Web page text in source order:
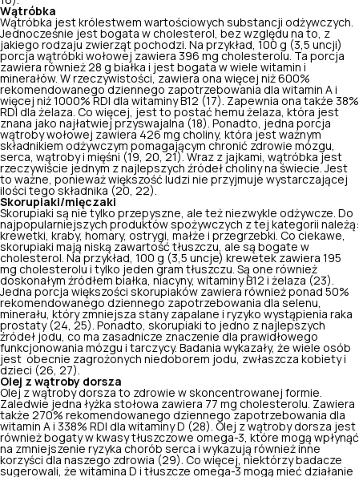
Wątróbka
Wątróbka jest królestwem wartościowych substancji odżywczych.
Jednocześnie jest bogata w cholesterol, bez względu na to, z
jakiego rodzaju zwierząt pochodzi. Na przykład, 100 g (3,5 uncji)
porcja wątróbki wołowej zawiera 396 mg cholesterolu. Ta porcja
zawiera również 28 g białka i jest bogata w wiele witamin i
minerałów. W rzeczywistości, zawiera ona więcej niż 600%
rekomendowanego dziennego zapotrzebowania dla witamin A i
więcej niż 1000% RDI dla witaminy B12 (17). Zapewnia ona także 38%
RDI dla żelaza. Co więcej, jest to postać hemu żelaza, która jest
znana jako najłatwiej przyswajalna (18). Ponadto, jedna porcja
wątroby wołowej zawiera 426 mg choliny, która jest ważnym
składnikiem odżywczym pomagającym chronić zdrowie mózgu,
serca, wątroby i mięśni (19 20 21 ). Wraz z jajkami, wątróbka jest
rzeczywiście jednym z najlepszych źródeł choliny na świecie. Jest
to ważne, ponieważ większość ludzi nie przyjmuje wystarczającej
ilości tego składnika (20 22).
Skorupiaki/mięczaki
Skorupiaki są nie tylko przepyszne, ale też niezwykle odżywcze. Do
najpopularniejszych produktów spożywczych z tej kategorii należą:
krewetki, kraby, homary, ostrygi, małże i przegrzebki. Co ciekawe,
skorupiaki mają niską zawartość tłuszczu, ale są bogate w
cholesterol. Na przykład, 100 g (3,5 uncje) krewetek zawiera 195
mg cholesterolu i tylko jeden gram tłuszczu. Są one również
doskonałym źródłem białka, niacyny, witaminy B12 i żelaza (23).
Jedna porcja większości skorupiaków zawiera również ponad 50%
rekomendowanego dziennego zapotrzebowania dla selenu,
minerału, który zmniejsza stany zapalane i ryzyko wystąpienia raka
prostaty (24 25). Ponadto, skorupiaki to jedno z najlepszych
źródeł jodu, co ma zasadnicze znaczenie dla prawidłowego
funkcjonowania mózgu i tarczycy. Badania wykazały, że wiele osób
jest obecnie zagrożonych niedoborem jodu, zwłaszcza kobiety i
dzieci (26 27).
Olej z wątroby dorsza
Olej z wątroby dorsza to zdrowie w skoncentrowanej formie.
Zaledwie jedna łyżka stołowa zawiera 77 mg cholesterolu. Zawiera
także 270% rekomendowanego dziennego zapotrzebowania dla
witamin A i 338% RDI dla witaminy D (28). Olej z wątroby dorsza jest
również bogaty w kwasy tłuszczowe omega-3, które mogą wpłynąć
na zmniejszenie ryzyka chorób serca i wykazują również inne
korzyści dla naszego zdrowia (29). Co więcej, niektórzy badacze
sugerowali, że witamina D i tłuszcze omega-3 mogą mieć działanie